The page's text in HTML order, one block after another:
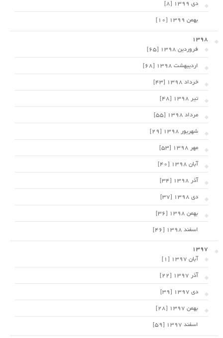
دی 1399 [8]
بهمن 1399 [10]
1398
فروردین 1398 [65]
اردیبهشت 1398 [68]
خرداد 1398 [43]
تیر 1398 [48]
مرداد 1398 [55]
شهریور 1398 [29]
مهر 1398 [53]
آبان 1398 [40]
آذر 1398 [34]
دی 1398 [37]
بهمن 1398 [36]
اسفند 1398 [46]
1397
آبان 1397 [1]
آذر 1397 [22]
دی 1397 [39]
بهمن 1397 [28]
اسفند 1397 [59]